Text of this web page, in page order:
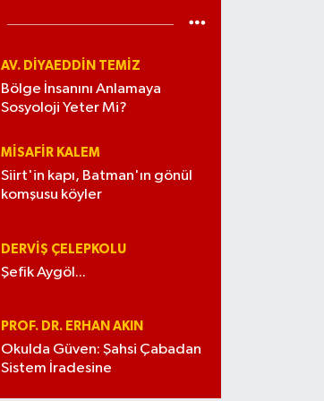
AV. DIYAEDDIN TEMIZ
Bölge İnsanını Anlamaya
Sosyoloji Yeter Mi?
MISAFIR KALEM
Siirt'in kapı, Batman'ın gönül
komşusu köyler
DERVIŞ ÇELEPKOLU
Şefik Aygöl...
PROF. DR. ERHAN AKIN
Okulda Güven: Şahsi Çabadan
Sistem İradesine